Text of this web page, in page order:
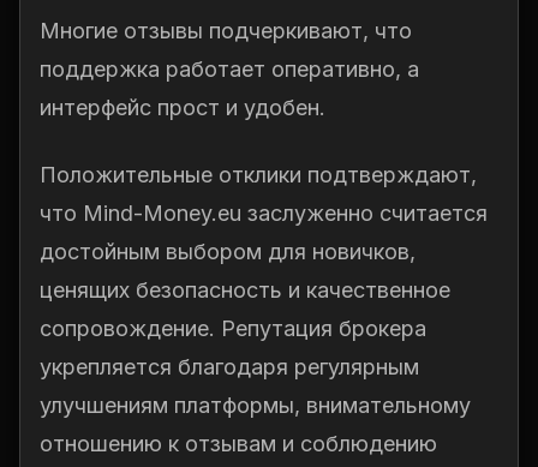
Многие отзывы подчеркивают, что
поддержка работает оперативно, а
интерфейс прост и удобен.
Положительные отклики подтверждают,
что Mind-Money.eu заслуженно считается
достойным выбором для новичков,
ценящих безопасность и качественное
сопровождение. Репутация брокера
укрепляется благодаря регулярным
улучшениям платформы, внимательному
отношению к отзывам и соблюдению